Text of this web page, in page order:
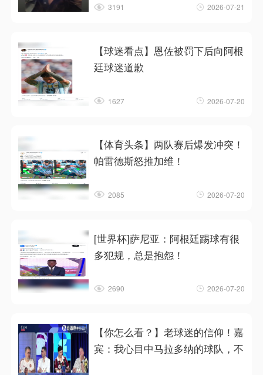
3191 2026-07-21
【球迷看点】恩佐被罚下后向阿根
廷球迷道歉
1627 2026-07-20
【体育头条】两队赛后爆发冲突！
帕雷德斯怒推加维！
2085 2026-07-20
[世界杯]萨尼亚：阿根廷踢球有很
多犯规，总是抱怨！
2690 2026-07-20
【你怎么看？】老球迷的信仰！嘉
宾：我心目中马拉多纳的球队，不